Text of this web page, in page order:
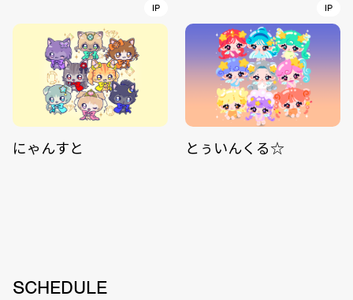
IP
にゃんすと
IP
とぅいんくる☆
SCHEDULE